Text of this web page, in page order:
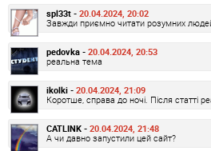
spl33t - 20.04.2024, 20:02
Завжди приємно читати розумних
pedovka - 20.04.2024, 20:53
реальна тема
ikolki - 20.04.2024, 21:09
Коротше, справа до ночі. Після статті
CATLINK - 20.04.2024, 21:48
А чи давно запустили цей сайт?